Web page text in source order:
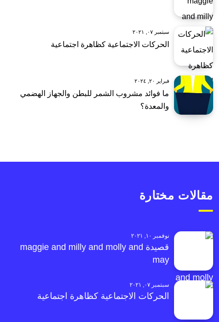
سبتمبر ٠٧, ٢٠٢١
الحركات الاجتماعية كظاهرة اجتماعية
فبراير ٢٠, ٢٠٢٤
ما فوائد مشروب الشمر للبطن والجهاز الهضمي
والمعدة؟
مقالات مختارة
نوفمبر ١٠, ٢٠٢١
قصيدة maggie and milly and molly and
may
سبتمبر ٠٧, ٢٠٢١
الحركات الاجتماعية كظاهرة اجتماعية